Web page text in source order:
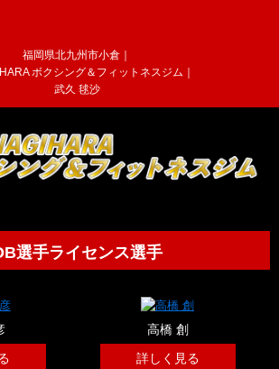
福岡県北九州市小倉｜
ボクシング＆フィットネスジム｜
武久 毬沙
選手ライセンス選手
高橋 創
詳しく見る